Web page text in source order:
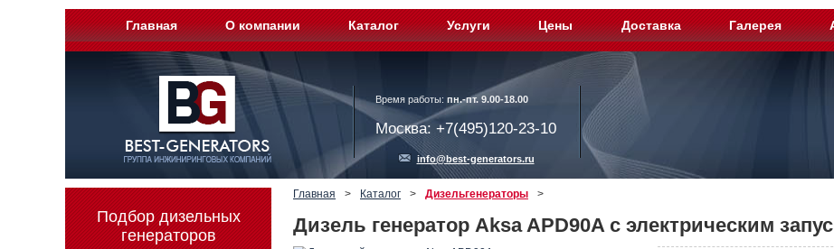
Главная О компании Каталог Услуги Цены Доставка Галерея
Время работы: пн.-пт. 9.00-18.00
Москва: +7(495)120-23-10
info@best-generators.ru
Подбор дизельных
генераторов
Главная > Каталог > Дизельгенераторы >
Дизель генератор Aksa APD90A с электрическим